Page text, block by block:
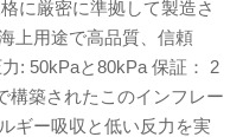
に厳密に準拠して製造さ
上用途で高品質、信頼
: 50kPaと80kPa 保証： 2
構築されたこのインフレー
ギー吸収と低い反力を実